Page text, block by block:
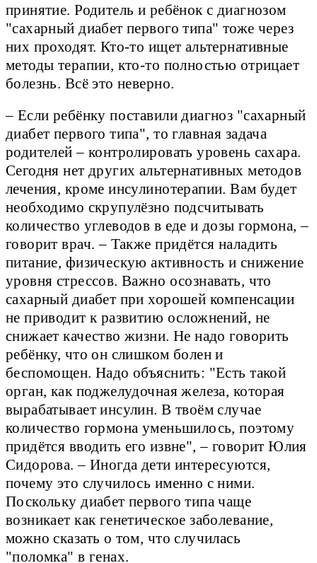
принятие. Родитель и ребёнок с диагнозом
"сахарный диабет первого типа" тоже через
них проходят. Кто-то ищет альтернативные
методы терапии, кто-то полностью отрицает
болезнь. Всё это неверно.
– Если ребёнку поставили диагноз "сахарный
диабет первого типа", то главная задача
родителей – контролировать уровень сахара.
Сегодня нет других альтернативных методов
лечения, кроме инсулинотерапии. Вам будет
необходимо скрупулёзно подсчитывать
количество углеводов в еде и дозы гормона, –
говорит врач. – Также придётся наладить
питание, физическую активность и снижение
уровня стрессов. Важно осознавать, что
сахарный диабет при хорошей компенсации
не приводит к развитию осложнений, не
снижает качество жизни. Не надо говорить
ребёнку, что он слишком болен и
беспомощен. Надо объяснить: "Есть такой
орган, как поджелудочная железа, которая
вырабатывает инсулин. В твоём случае
количество гормона уменьшилось, поэтому
придётся вводить его извне", – говорит Юлия
Сидорова. – Иногда дети интересуются,
почему это случилось именно с ними.
Поскольку диабет первого типа чаще
возникает как генетическое заболевание,
можно сказать о том, что случилась
"поломка" в генах.